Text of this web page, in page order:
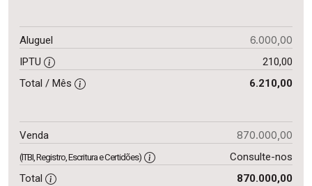
Aluguel 6.000,00
IPTU
210,00
Total / Mês
6.210,00
Venda 870.000,00
(ITBI, Registro, Escritura e Certidões)
Consulte-nos
Total
870.000,00